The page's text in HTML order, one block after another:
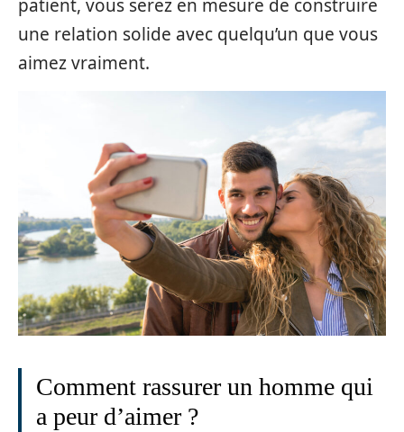
patient, vous serez en mesure de construire
une relation solide avec quelqu’un que vous
aimez vraiment.
Comment rassurer un homme qui
a peur d’aimer ?